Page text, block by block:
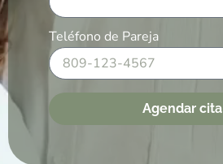
Teléfono de Pareja
Agendar cita